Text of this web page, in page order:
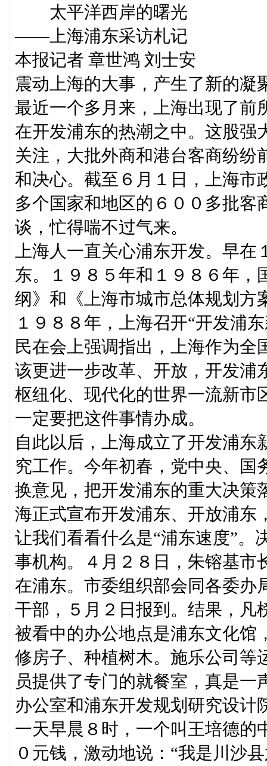
太平洋西岸的曙光
——上海浦东采访札记
本报记者 章世鸿 刘士安
震动上海的大事，产生了新的凝
最近一个多月来，上海出现了前
在开发浦东的热潮之中。这股强
关注，大批外商和港台客商纷纷
和决心。截至６月１日，上海市
多个国家和地区的６００多批客
谈，忙得喘不过气来。
上海人一直关心浦东开发。早
东。１９８５年和１９８６年，
纲》和《上海市城市总体规划方
１９８８年，上海召开“开发浦
民在会上强调指出，上海作为
该更进一步改革、开放，开发浦
枢纽化、现代化的世界一流新市
一定要把这件事情办成。
自此以后，上海成立了开发浦
究工作。今年初春，党中央、国
换意见，把开发浦东的重大决策
海正式宣布开发浦东、开放浦东
让我们看看什么是“浦东速度”。
事机构。４月２８日，朱镕基市
在浦东。市委组织部会同各委办
干部，５月２日报到。结果，凡
被看中的办公地点是浦东文化馆
修房子、种植树木。施乐公司等
员提供了专门的就餐室，真是
办公室和浦东开发规划研究设计
一天早晨８时，一个叫王培德的
０元钱，激动地说：“我是川沙